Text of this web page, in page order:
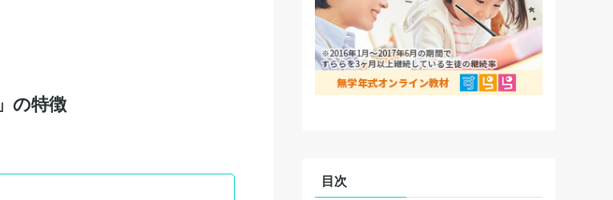
の特徴
目次